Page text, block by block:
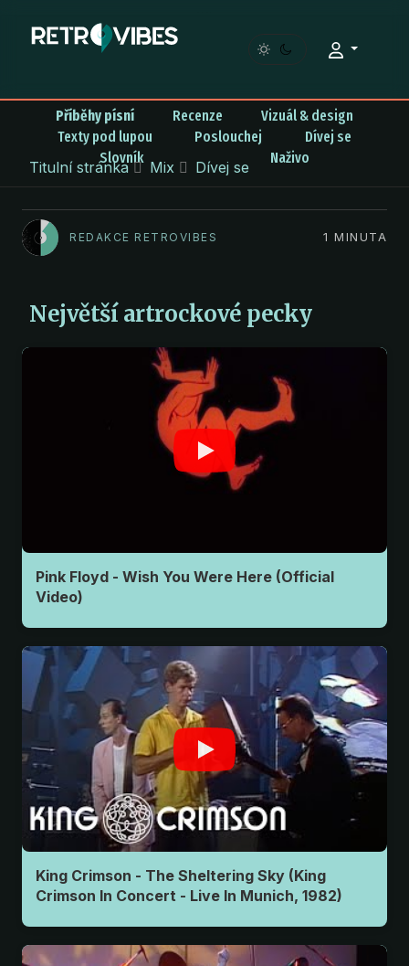
Příběhy písní Recenze
Vizuál & design
Texty pod lupou
Poslouchej
Dívej se
Slovník
Naživo
Titulní stránka Mix Dívej se
REDAKCE RETROVIBES 1 MINUTA
Největší artrockové pecky
Pink Floyd - Wish You Were Here (Official
Video)
King Crimson - The Sheltering Sky (King
Crimson In Concert - Live In Munich, 1982)